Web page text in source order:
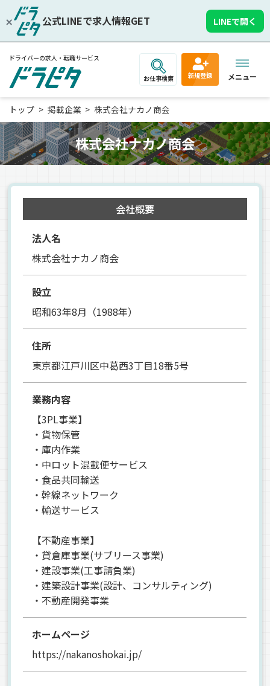
公式LINEで求人情報GET LINEで開く
ドライバーの求人・転職サービス
お仕事検索 新規登録 メニュー
トップ 掲載企業 株式会社ナカノ商会
株式会社ナカノ商会
会社概要
法人名
株式会社ナカノ商会
設立
昭和63年8月（1988年）
住所
東京都江戸川区中葛西3丁目18番5号
業務内容
【3PL事業】
・貨物保管
・庫内作業
・中ロット混載便サービス
・食品共同輸送
・幹線ネットワーク
・輸送サービス
【不動産事業】
・貸倉庫事業(サブリース事業)
・建設事業(工事請負業)
・建築設計事業(設計、コンサルティング)
・不動産開発事業
ホームページ
https://nakanoshokai.jp/